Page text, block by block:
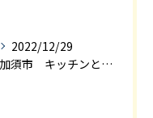
2022/12/29
加須市 キッチンと和室を一体感の有るＬＤＫにリフォーム エアロック施工